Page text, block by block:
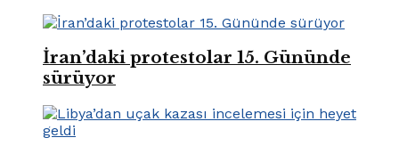
İran’daki protestolar 15. Gününde
sürüyor